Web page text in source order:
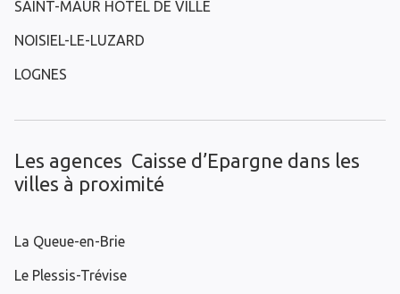
SAINT-MAUR HOTEL DE VILLE
NOISIEL-LE-LUZARD
LOGNES
Les agences Caisse d’Epargne dans les
villes à proximité
La Queue-en-Brie
Le Plessis-Trévise